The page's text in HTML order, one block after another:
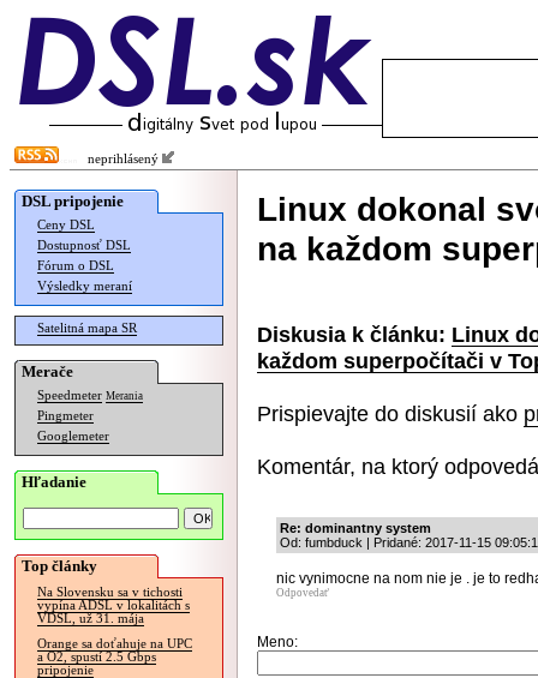
neprihlásený
DSL pripojenie
Ceny DSL
Dostupnosť DSL
Fórum o DSL
Výsledky meraní
Satelitná mapa SR
Merače
Speedmeter Merania
Pingmeter
Googlemeter
Hľadanie
Top články
Na Slovensku sa v tichosti
vypína ADSL v lokalitách s
VDSL, už 31. mája
Orange sa doťahuje na UPC
a O2, spustí 2.5 Gbps
pripojenie
Linux dokonal
na každom
Diskusia k článku: Linux
každom superpočítači v
Prispievajte do diskusií ako
Komentár, na ktorý
Re: dominantny system
Od: fumbduck | Pridané: 2017-11-15
nic vynimocne na nom nie je . je to
Odpovedať
Meno: